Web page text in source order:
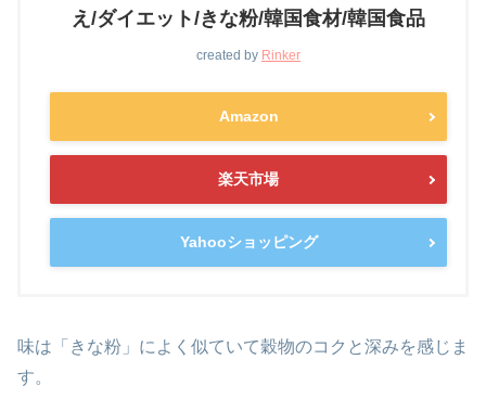
え/ダイエット/きな粉/韓国食材/韓国食品
created by Rinker
Amazon
楽天市場
Yahooショッピング
味は「きな粉」によく似ていて穀物のコクと深みを感じま
す。